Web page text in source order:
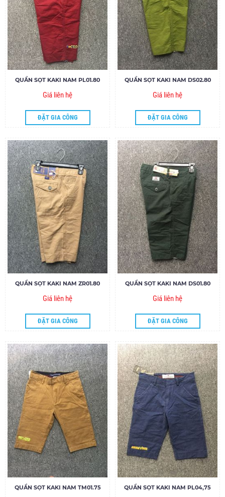
QUẦN SỌT KAKI NAM PL01.80
Giá liên hệ
ĐẶT GIA CÔNG
QUẦN SỌT KAKI NAM DS02.80
Giá liên hệ
ĐẶT GIA CÔNG
QUẦN SỌT KAKI NAM ZR01.80
Giá liên hệ
ĐẶT GIA CÔNG
QUẦN SỌT KAKI NAM DS01.80
Giá liên hệ
ĐẶT GIA CÔNG
QUẦN SỌT KAKI NAM TM01.75 QUẦN SỌT KAKI NAM PL04,75